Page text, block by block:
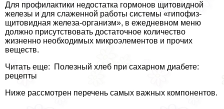
Для профилактики недостатка гормонов щитовидной
железы и для слаженной работы системы «гипофиз-
щитовидная железа-организм», в ежедневном меню
должно присутствовать достаточное количество
жизненно необходимых микроэлементов и прочих
веществ.
Читать еще: Полезный хлеб при сахарном диабете:
рецепты
Ниже рассмотрен перечень самых важных компонентов.